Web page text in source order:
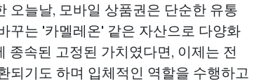
오늘날, 모바일 상품권은 단순한 유통
꾸는 '카멜레온' 같은 자산으로 다양화
종속된 고정된 가치였다면, 이제는 전
되기도 하며 입체적인 역할을 수행하고